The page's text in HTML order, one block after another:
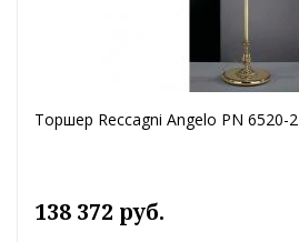
Торшер Reccagni Angelo PN 6520-2
138 372 руб.